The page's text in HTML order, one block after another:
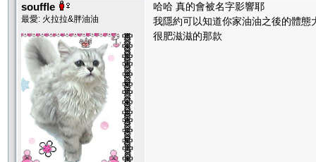
souffle
最愛: 火拉拉&胖油油
哈哈 真的會被名字影響耶
我隱約可以知道你家油油之後的體態
很肥滋滋的那款